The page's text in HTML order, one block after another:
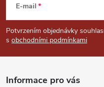
p
a
E-mail
Potvrzením objednávky
s obchodními podmínkami
Informace pro vás